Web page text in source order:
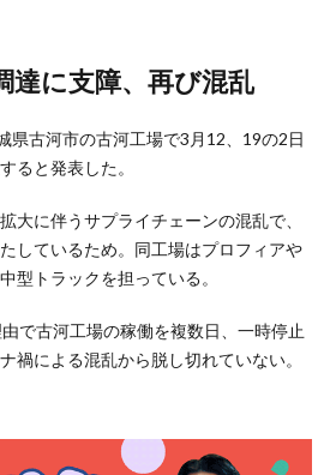
達に支障、再び混乱
県古河市の古河工場で3月12、19の2日
ると発表した。
大に伴うサプライチェーンの混乱で、
しているため。同工場はプロフィアや
型トラックを担っている。
で古河工場の稼働を複数日、一時停止
禍による混乱から脱し切れていない。